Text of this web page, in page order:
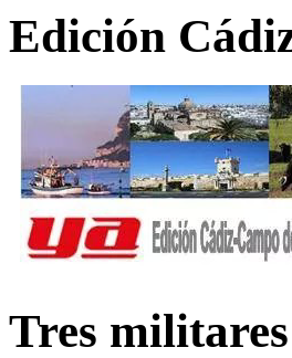
Edición
Tres